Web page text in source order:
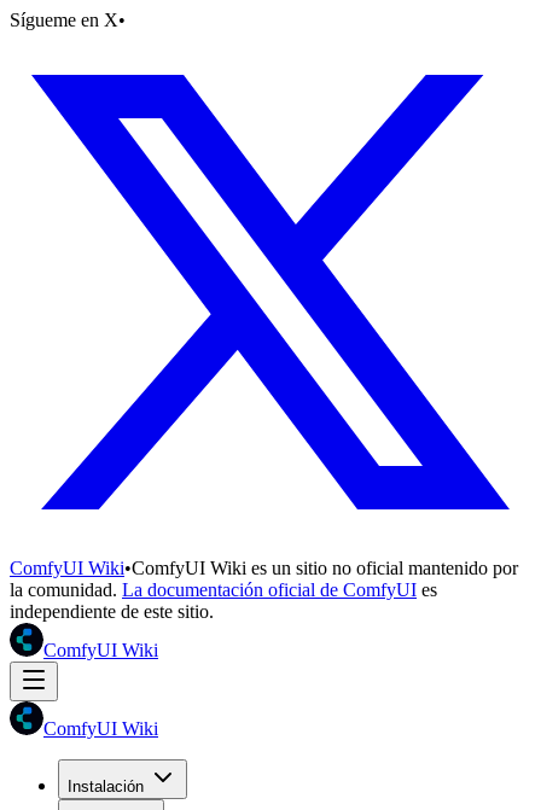
Sígueme en X•
ComfyUI Wiki•ComfyUI Wiki es un sitio no oficial mantenido por
la comunidad. La documentación oficial de ComfyUI es
independiente de este sitio.
ComfyUI Wiki
ComfyUI Wiki
Instalación